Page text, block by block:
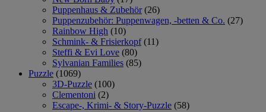
Puppenhaus & Zubehör (26)
Puppenzubehör: Puppenwagen, -betten & Co. (27)
Rainbow High (10)
Schmink- & Frisierkopf (11)
Steffi & Evi Love (80)
Sylvanian Families (85)
Puzzle (1069)
3D-Puzzle (100)
Clementoni (2)
Escape-, Krimi- & Story-Puzzle (58)